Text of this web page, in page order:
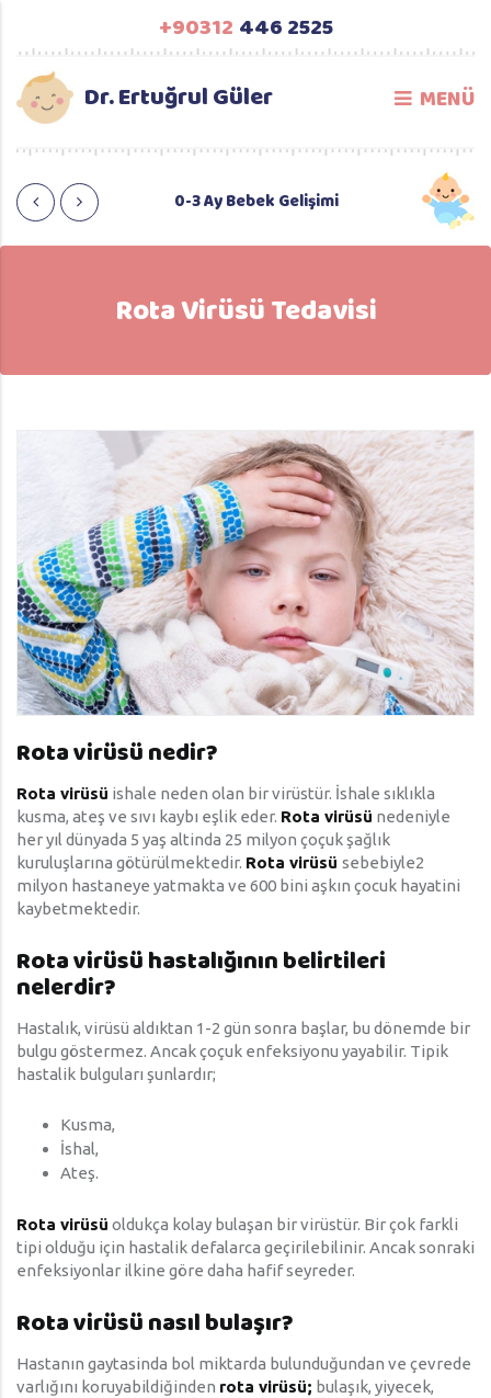
+90312 446 2525
Dr. Ertuğrul Güler MENÜ
0-3 Ay Bebek Gelişimi 3-6
Rota Virüsü Tedavisi
Rota virüsü nedir?
Rota virüsü ishale neden olan bir virüstür. İshale sıklıkla
kusma, ateş ve sıvı kaybı eşlik eder. Rota virüsü nedeniyle
her yıl dünyada 5 yaş altinda 25 milyon çoçuk şağlık
kuruluşlarına götürülmektedir. Rota virüsü sebebiyle2
milyon hastaneye yatmakta ve 600 bini aşkın çocuk hayatini
kaybetmektedir.
Rota virüsü hastalığının belirtileri
nelerdir?
Hastalık, virüsü aldıktan 1-2 gün sonra başlar, bu dönemde bir
bulgu göstermez. Ancak çoçuk enfeksiyonu yayabilir. Tipik
hastalik bulguları şunlardır;
Kusma,
İshal,
Ateş.
Rota virüsü oldukça kolay bulaşan bir virüstür. Bir çok farkli
tipi olduğu için hastalik defalarca geçirilebilinir. Ancak sonraki
enfeksiyonlar ilkine göre daha hafif seyreder.
Rota virüsü nasıl bulaşır?
Hastanın gaytasinda bol miktarda bulunduğundan ve çevrede
varlığını koruyabildiğinden rota virüsü; bulaşık, yiyecek,